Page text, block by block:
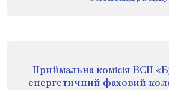
Приймальна комісія ВСП
енергетичний фаховий